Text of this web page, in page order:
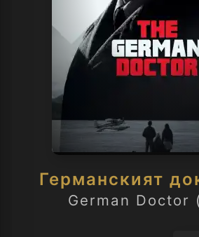
Германският
German Doctor